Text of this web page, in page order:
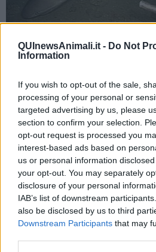
QUInewsAnimali.it - Do Not
Information
If you wish to opt-out of the sale,
processing of your personal or
targeted advertising by us, please
section to confirm your selection.
opt-out request is processed you
interest-based ads based on
us or personal information
your opt-out. You may separately
disclosure of your personal
IAB’s list of downstream
also be disclosed by us to third
Downstream Participants that may
Si tratta di un capopiatto, specie
FOLLONICA —
La carcassa di uno
4 metri, è stata trovata tra gli scogli a
alcuni bagnanti, che hanno segnalato
privo di vita nei pressi della spiaggia,
operazioni di recupero.
Una volta rimossa, la carcassa è stata
in attesa degli accertamenti sulle